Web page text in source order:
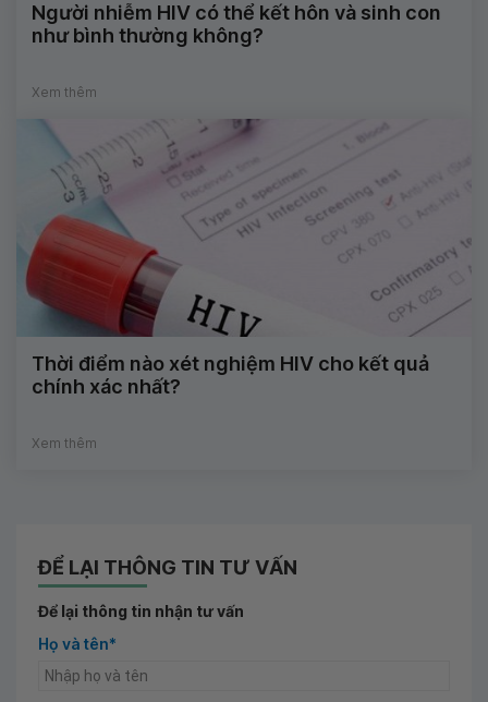
Người nhiễm HIV có thể kết hôn và sinh con
như bình thường không?
Xem thêm
Thời điểm nào xét nghiệm HIV cho kết quả
chính xác nhất?
Xem thêm
ĐỂ LẠI THÔNG TIN TƯ VẤN
Để lại thông tin nhận tư vấn
Họ và tên*